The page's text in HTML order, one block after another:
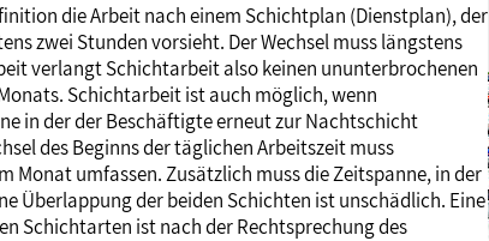
die Arbeit nach einem Schichtplan (Dienstplan), der
zwei Stunden vorsieht. Der Wechsel muss längstens
verlangt Schichtarbeit also keinen ununterbrochenen
Schichtarbeit ist auch möglich, wenn
in der der Beschäftigte erneut zur Nachtschicht
des Beginns der täglichen Arbeitszeit muss
Monat umfassen. Zusätzlich muss die Zeitspanne, in der
Überlappung der beiden Schichten ist unschädlich. Eine
Schichtarten ist nach der Rechtsprechung des